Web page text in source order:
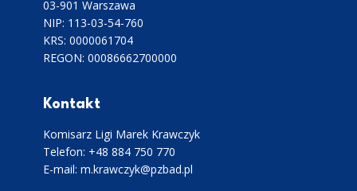
03-901 Warszawa
NIP: 113-03-54-760
KRS: 0000061704
REGON: 00086662700000
Kontakt
Komisarz Ligi Marek Krawczyk
Telefon: +48 884 750 770
E-mail: m.krawczyk@pzbad.pl